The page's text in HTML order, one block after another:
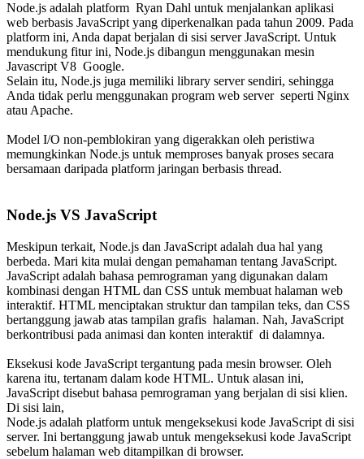
Node.js adalah platform Ryan Dahl untuk menjalankan aplikasi
web berbasis JavaScript yang diperkenalkan pada tahun 2009. Pada
platform ini, Anda dapat berjalan di sisi server JavaScript. Untuk
mendukung fitur ini, Node.js dibangun menggunakan mesin
Javascript V8 Google.
Selain itu, Node.js juga memiliki library server sendiri, sehingga
Anda tidak perlu menggunakan program web server seperti Nginx
atau Apache.
Model I/O non-pemblokiran yang digerakkan oleh peristiwa
memungkinkan Node.js untuk memproses banyak proses secara
bersamaan daripada platform jaringan berbasis thread.
Node.js VS JavaScript
Meskipun terkait, Node.js dan JavaScript adalah dua hal yang
berbeda. Mari kita mulai dengan pemahaman tentang JavaScript.
JavaScript adalah bahasa pemrograman yang digunakan dalam
kombinasi dengan HTML dan CSS untuk membuat halaman web
interaktif. HTML menciptakan struktur dan tampilan teks, dan CSS
bertanggung jawab atas tampilan grafis halaman. Nah, JavaScript
berkontribusi pada animasi dan konten interaktif di dalamnya.
Eksekusi kode JavaScript tergantung pada mesin browser. Oleh
karena itu, tertanam dalam kode HTML. Untuk alasan ini,
JavaScript disebut bahasa pemrograman yang berjalan di sisi klien.
Di sisi lain,
Node.js adalah platform untuk mengeksekusi kode JavaScript di sisi
server. Ini bertanggung jawab untuk mengeksekusi kode JavaScript
sebelum halaman web ditampilkan di browser.